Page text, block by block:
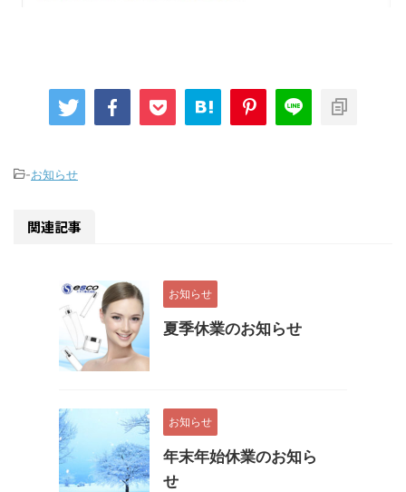
-お知らせ
関連記事
お知らせ
夏季休業のお知らせ
お知らせ
年末年始休業のお知ら
せ